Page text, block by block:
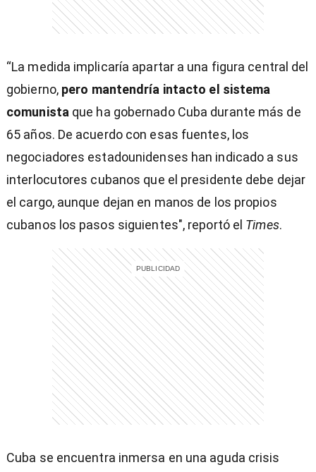
“La medida implicaría apartar a una figura central del
gobierno, pero mantendría intacto el sistema
comunista que ha gobernado Cuba durante más de
65 años. De acuerdo con esas fuentes, los
negociadores estadounidenses han indicado a sus
interlocutores cubanos que el presidente debe dejar
el cargo, aunque dejan en manos de los propios
cubanos los pasos siguientes", reportó el Times.
Cuba se encuentra inmersa en una aguda crisis